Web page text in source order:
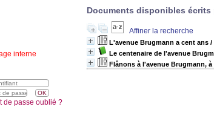
Documents disponibles écrits
Affiner la recherche
L'avenue Brugmann a cent ans /
Le centenaire de l'avenue
Flânons à l'avenue Brugmann,
interne
de passe oublié ?